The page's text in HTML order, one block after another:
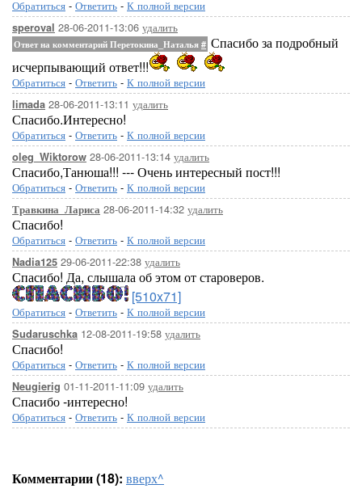
Обратиться - Ответить - К полной версии
speroval 28-06-2011-13:06 удалить
Ответ на комментарий Перетокина_Наталья # Спасибо за подробный
исчерпывающий ответ!!!
Обратиться - Ответить - К полной версии
limada 28-06-2011-13:11 удалить
Спасибо.Интересно!
Обратиться - Ответить - К полной версии
oleg_Wiktorow 28-06-2011-13:14 удалить
Спасибо,Танюша!!! --- Очень интересный пост!!!
Обратиться - Ответить - К полной версии
Травкина_Лариса 28-06-2011-14:32 удалить
Спасибо!
Обратиться - Ответить - К полной версии
Nadia125 29-06-2011-22:38 удалить
Спасибо! Да, слышала об этом от староверов.
[510x71]
Обратиться - Ответить - К полной версии
Sudaruschka 12-08-2011-19:58 удалить
Спасибо!
Обратиться - Ответить - К полной версии
Neugierig 01-11-2011-11:09 удалить
Спасибо -интересно!
Обратиться - Ответить - К полной версии
Комментарии (18): вверх^